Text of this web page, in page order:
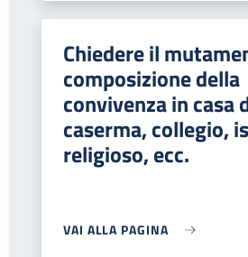
Chiedere il
composizione della
convivenza in casa
caserma, collegio,
religioso, ecc.
VAI ALLA PAGINA